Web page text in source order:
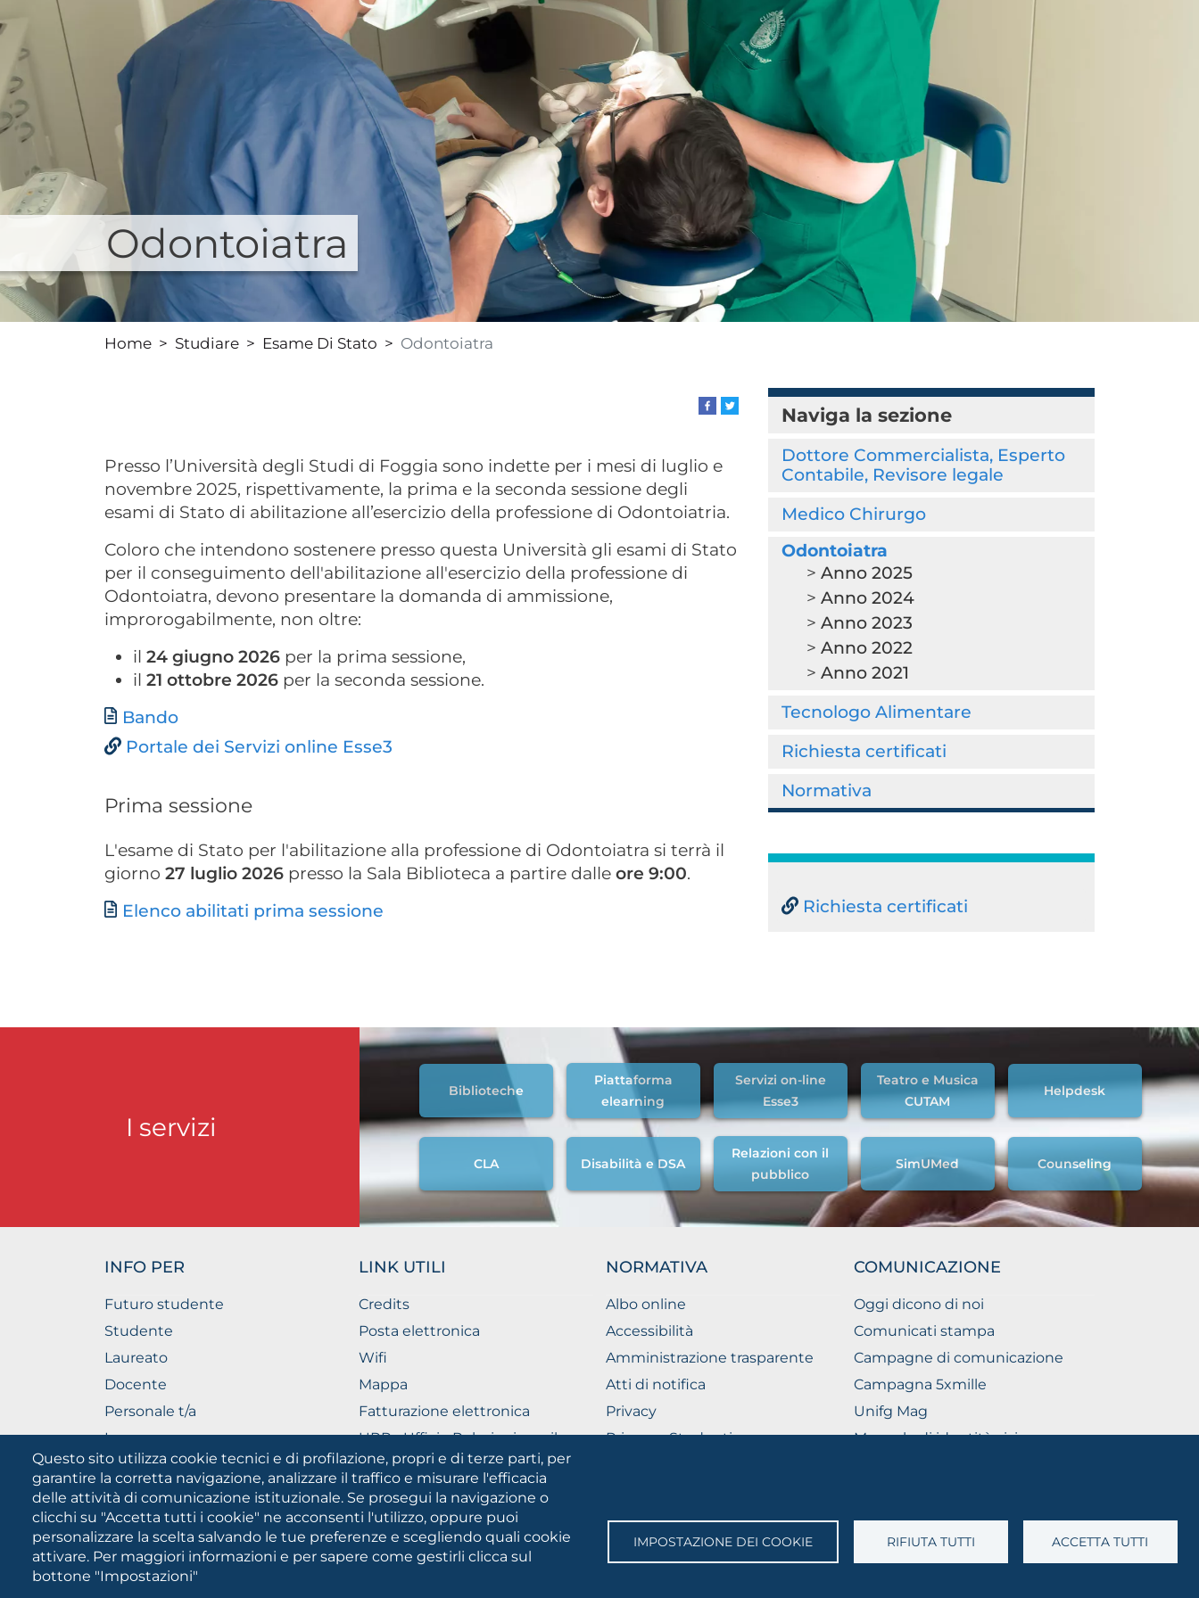
Odontoiatra
Home Studiare Esame Di Stato Odontoiatra
Presso l’Università degli Studi di Foggia sono indette per i mesi di luglio e
novembre 2025, rispettivamente, la prima e la seconda sessione degli
esami di Stato di abilitazione all’esercizio della professione di Odontoiatria.
Coloro che intendono sostenere presso questa Università gli esami di Stato
per il conseguimento dell'abilitazione all'esercizio della professione di
Odontoiatra, devono presentare la domanda di ammissione,
improrogabilmente, non oltre:
il 24 giugno 2026 per la prima sessione,
il 21 ottobre 2026 per la seconda sessione.
Documento
Bando
Portale dei Servizi online Esse3
Prima sessione
L'esame di Stato per l'abilitazione alla professione di Odontoiatra si terrà il
giorno 27 luglio 2026 presso la Sala Biblioteca a partire dalle ore 9:00.
Documento
Elenco abilitati prima sessione
Naviga la sezione
Dottore Commercialista, Esperto
Contabile, Revisore legale
Medico Chirurgo
Odontoiatra
Anno 2025
Anno 2024
Anno 2023
Anno 2022
Anno 2021
Tecnologo Alimentare
Richiesta certificati
Normativa
Richiesta certificati
Questo sito utilizza cookie tecnici e di profilazione, propri e di terze parti, per
garantire la corretta navigazione, analizzare il traffico e misurare l'efficacia
delle attività di comunicazione istituzionale. Se prosegui la navigazione o
clicchi su "Accetta tutti i cookie" ne acconsenti l'utilizzo, oppure puoi
personalizzare la scelta salvando le tue preferenze e scegliendo quali cookie
attivare. Per maggiori informazioni e per sapere come gestirli clicca sul
bottone "Impostazioni"
IMPOSTAZIONE DEI COOKIE RIFIUTA TUTTI ACCETTA TUTTI
I servizi
Biblioteche
Piattaforma
elearning
Servizi on-line
Esse3
Teatro e Musica
CUTAM
Helpdesk
CLA Disabilità e DSA
Relazioni con il
pubblico
SimUMed Counseling
INFO PER
Futuro studente
Studente
Laureato
Docente
Personale t/a
Imprese
LINK UTILI
Credits
Posta elettronica
Wifi
Mappa
Fatturazione elettronica
URP - Ufficio Relazioni con il
Pubblico
NORMATIVA
Albo online
Accessibilità
Amministrazione trasparente
Atti di notifica
Privacy
Privacy - Studenti
COMUNICAZIONE
Oggi dicono di noi
Comunicati stampa
Campagne di comunicazione
Campagna 5xmille
Unifg Mag
Manuale di identità visiva
MEDIA